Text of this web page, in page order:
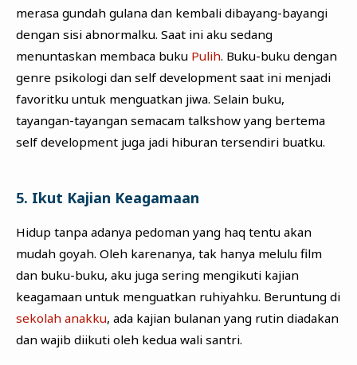
merasa gundah gulana dan kembali dibayang-bayangi
dengan sisi abnormalku. Saat ini aku sedang
menuntaskan membaca buku Pulih. Buku-buku dengan
genre psikologi dan self development saat ini menjadi
favoritku untuk menguatkan jiwa. Selain buku,
tayangan-tayangan semacam talkshow yang bertema
self development juga jadi hiburan tersendiri buatku.
5. Ikut Kajian Keagamaan
Hidup tanpa adanya pedoman yang haq tentu akan
mudah goyah. Oleh karenanya, tak hanya melulu film
dan buku-buku, aku juga sering mengikuti kajian
keagamaan untuk menguatkan ruhiyahku. Beruntung di
sekolah anakku, ada kajian bulanan yang rutin diadakan
dan wajib diikuti oleh kedua wali santri.